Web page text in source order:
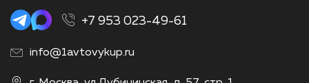
+7 953 023-49-61
info@1avtovykup.ru